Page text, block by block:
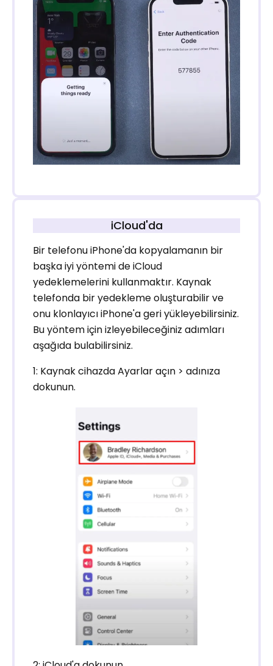
iCloud'da
Bir telefonu iPhone'da kopyalamanın bir
başka iyi yöntemi de iCloud
yedeklemelerini kullanmaktır. Kaynak
telefonda bir yedekleme oluşturabilir ve
onu klonlayıcı iPhone'a geri yükleyebilirsiniz.
Bu yöntem için izleyebileceğiniz adımları
aşağıda bulabilirsiniz.
1: Kaynak cihazda Ayarlar açın > adınıza
dokunun.